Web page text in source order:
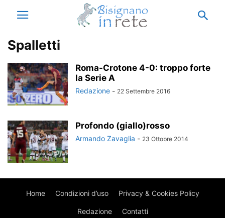
Spalletti
Roma-Crotone 4-0: troppo forte
la Serie A
Redazione - 22 Settembre 2016
Profondo (giallo)rosso
Armando Zavaglia - 23 Ottobre 2014
Home Condizioni d’uso Privacy & Cookies Policy
Redazione Contatti